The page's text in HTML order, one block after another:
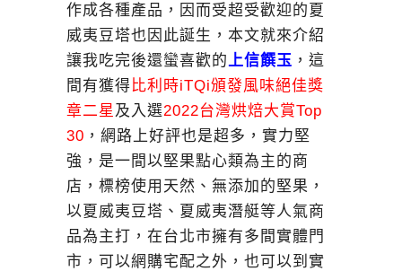
作成各種產品，因而受超受歡迎的夏
威夷豆塔也因此誕生，本文就來介紹
讓我吃完後還蠻喜歡的 上信饌玉 ，這
間有獲得 比利時iTQi頒發風味絕佳獎
章二星 及入選2022台灣烘焙大賞Top
30 ，網路上好評也是超多，實力堅
強，是一間以堅果點心類為主的商
店，標榜使用天然、無添加的堅果，
以夏威夷豆塔、夏威夷潛艇等人氣商
品為主打，在台北市擁有多間實體門
市，可以網購宅配之外，也可以到實